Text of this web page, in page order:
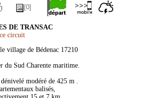
[0]
DE TRANSAC
circuit
village de Bédenac 17210
du Sud Charente maritime.
modéré de 425 m .
balisés,